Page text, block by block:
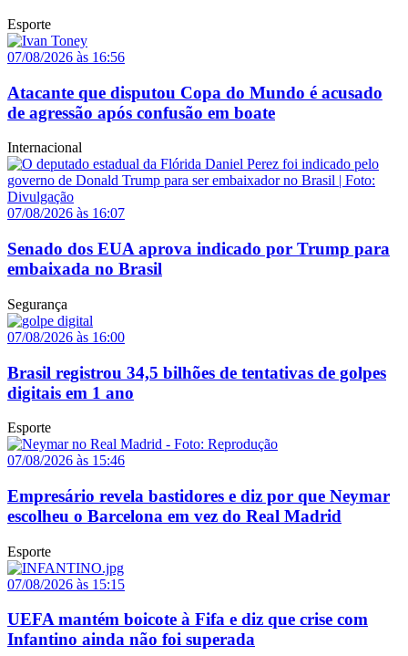
Esporte
07/08/2026 às 16:56
Atacante que disputou Copa do Mundo é acusado
de agressão após confusão em boate
Internacional
07/08/2026 às 16:07
Senado dos EUA aprova indicado por Trump para
embaixada no Brasil
Segurança
07/08/2026 às 16:00
Brasil registrou 34,5 bilhões de tentativas de golpes
digitais em 1 ano
Esporte
07/08/2026 às 15:46
Empresário revela bastidores e diz por que Neymar
escolheu o Barcelona em vez do Real Madrid
Esporte
07/08/2026 às 15:15
UEFA mantém boicote à Fifa e diz que crise com
Infantino ainda não foi superada